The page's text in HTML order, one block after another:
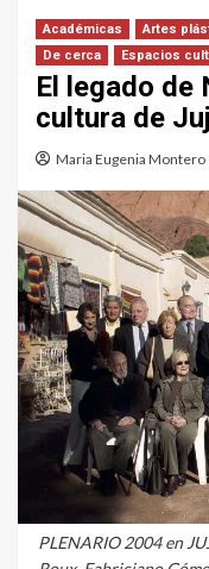
Académicas Artes
De cerca
Espacios
El legado de
cultura de
Maria Eugenia Montero
PLENARIO 2004 en